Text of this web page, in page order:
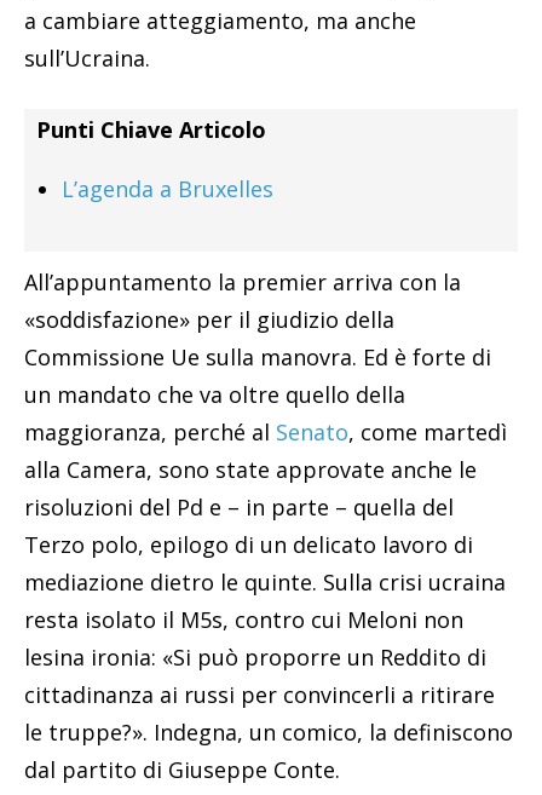
a cambiare atteggiamento, ma anche
sull’Ucraina.
Punti Chiave Articolo
L’agenda a Bruxelles
All’appuntamento la premier arriva con la
«soddisfazione» per il giudizio della
Commissione Ue sulla manovra. Ed è forte di
un mandato che va oltre quello della
maggioranza, perché al Senato, come martedì
alla Camera, sono state approvate anche le
risoluzioni del Pd e – in parte – quella del
Terzo polo, epilogo di un delicato lavoro di
mediazione dietro le quinte. Sulla crisi ucraina
resta isolato il M5s, contro cui Meloni non
lesina ironia: «Si può proporre un Reddito di
cittadinanza ai russi per convincerli a ritirare
le truppe?». Indegna, un comico, la definiscono
dal partito di Giuseppe Conte.